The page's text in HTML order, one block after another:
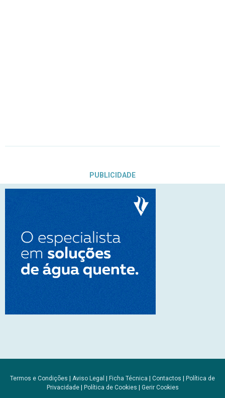
PUBLICIDADE
Termos e Condições | Aviso Legal | Ficha Técnica | Contactos | Política de
Privacidade| Política de Cookies | Gerir Cookies